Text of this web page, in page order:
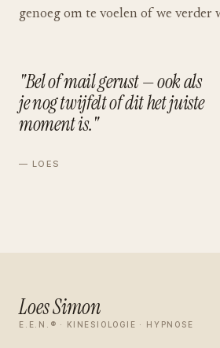
genoeg om te voelen of we verder
"Bel of mail gerust — ook als
je nog twijfelt of dit het juiste
moment is."
— LOES
Loes Simon
E.E.N.® · KINESIOLOGIE · HYPNOSE